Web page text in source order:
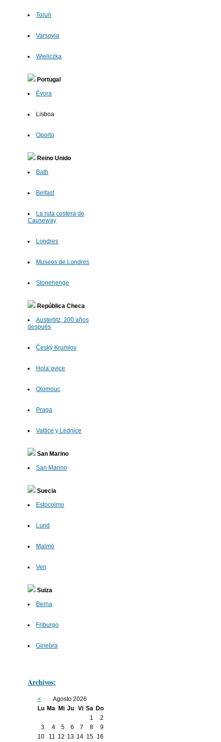
Toruń
Varsovia
Wieliczka
Portugal
Évora
Lisboa
Oporto
Reino Unido
Bath
Belfast
La ruta costera de
Causeway
Londres
Museos de Londres
Stonehenge
República Checa
Austerlitz, 200 años
después
Český Krumlov
Hola¨ovice
Olomouc
Praga
Valtice y Lednice
San Marino
San Marino
Suecia
Estocolmo
Lund
Malmö
Ven
Suiza
Berna
Friburgo
Ginebra
Archivos:
<
Agosto 2026
Lu Ma Mi Ju Vi Sa Do
1
2
3
4 5 6 7 8
9
10
11 12 13 14 15 16